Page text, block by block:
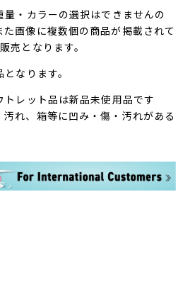
・カラーの選択はできませんの
画像に複数個の商品が掲載されて
売となります。
なります。
レット品は新品未使用品です
れ、箱等に凹み・傷・汚れがある